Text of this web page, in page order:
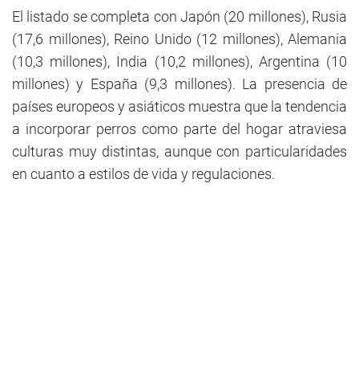
El listado se completa con Japón (20 millones), Rusia
(17,6 millones), Reino Unido (12 millones), Alemania
(10,3 millones), India (10,2 millones), Argentina (10
millones) y España (9,3 millones). La presencia de
países europeos y asiáticos muestra que la tendencia
a incorporar perros como parte del hogar atraviesa
culturas muy distintas, aunque con particularidades
en cuanto a estilos de vida y regulaciones.